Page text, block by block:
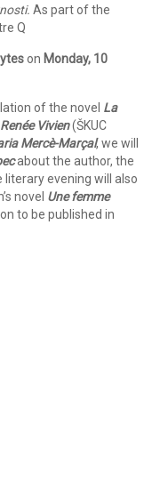
As part of the
Q
on Monday, 10
of the novel La
Vivien(ŠKUC
Mercè-Marçal, we will
about the author, the
literary evening will also
novel Une femme
to be published in